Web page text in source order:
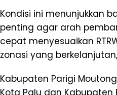
Kondisi ini menunjukkan
penting agar arah
cepat menyesuaikan
zonasi yang
Kabupaten Parigi
Kota Palu dan Kabupaten